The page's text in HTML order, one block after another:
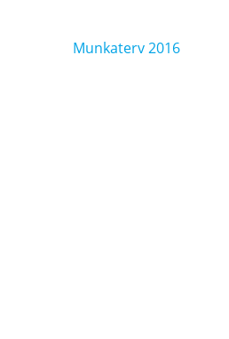
Bejegyzés
Munkaterv 2016